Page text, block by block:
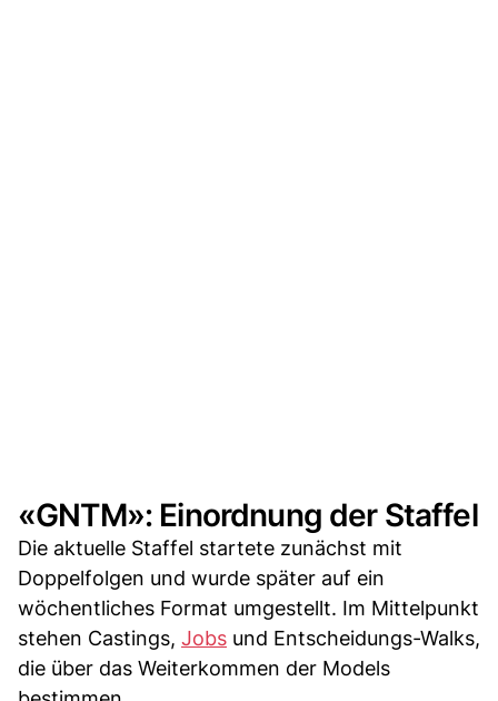
«GNTM»: Einordnung der Staffel
Die aktuelle Staffel startete zunächst mit
Doppelfolgen und wurde später auf ein
wöchentliches Format umgestellt. Im Mittelpunkt
stehen Castings, Jobs und Entscheidungs-Walks,
die über das Weiterkommen der Models